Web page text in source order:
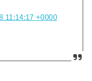
11:14:17 +0000